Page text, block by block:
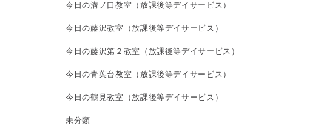
今日の溝ノ口教室（放課後等デイサービス）
今日の藤沢教室（放課後等デイサービス）
今日の藤沢第２教室（放課後等デイサービス）
今日の青葉台教室（放課後等デイサービス）
今日の鶴見教室（放課後等デイサービス）
未分類